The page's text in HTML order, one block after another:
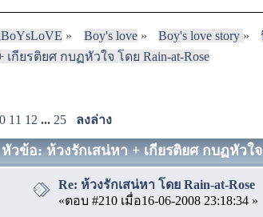
» Boy's love» Boy's love story »
เกียรติยศ กบฏหัวใจ โดย Rain-at-Rose
11 12 ... 25 ลงล่าง
วข้อ: ห้วงรักเสน่หา + เกียรติยศ กบฏหัวใ
Re: ห้วงรักเสน่หา โดย Rain-at-Rose
«ตอบ #210 เมื่อ16-06-2008 23:18:34 »